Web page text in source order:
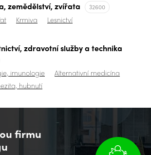
zemědělství, zvířata 32600
Krmiva Lesnictví
zdravotní služby a technika
imunologie
Alternativní medicína
hubnutí
firmu